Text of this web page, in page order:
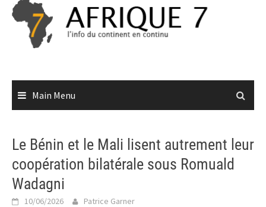
Skip
content
Main Menu
Le Bénin et le Mali lisent autrement leur
coopération bilatérale sous Romuald
Wadagni
10/06/2026 Patrice Garner